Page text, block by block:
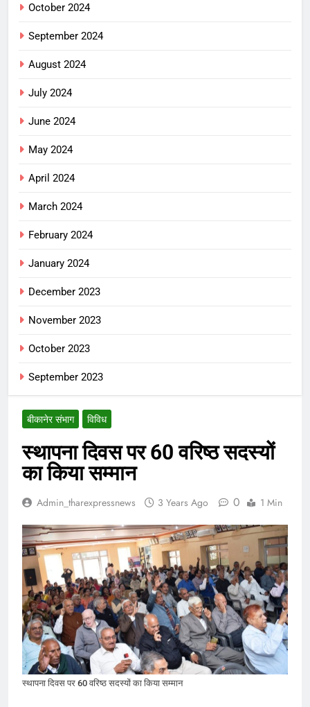
बीकानेर संभाग विविध
स्थापना दिवस पर 60 वरिष्ठ सदस्यों
का किया सम्मान
Admin_tharexpressnews 3 Years Ago 0 1 Min
स्थापना दिवस पर 60 वरिष्ठ सदस्यों का किया सम्मान
October 2024
September 2024
August 2024
July 2024
June 2024
May 2024
April 2024
March 2024
February 2024
January 2024
December 2023
November 2023
October 2023
September 2023